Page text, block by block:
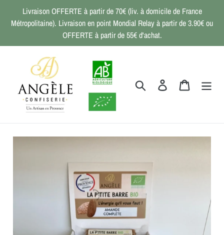
contenu
Livraison OFFERTE à partir de 70€ (liv. à domicile de France
Métropolitaine). Livraison en point Mondial Relay à partir de 3.90€ ou
OFFERTE à partir de 55€ d'achat.
RechercherSe connecter
Panier